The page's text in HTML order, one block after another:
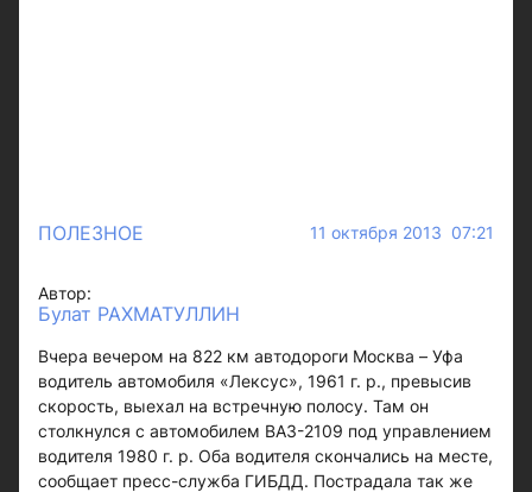
ПОЛЕЗНОЕ 11 октября 2013 07:21
Автор:
Булат РАХМАТУЛЛИН
Вчера вечером на 822 км автодороги Москва – Уфа
водитель автомобиля «Лексус», 1961 г. р., превысив
скорость, выехал на встречную полосу. Там он
столкнулся с автомобилем ВАЗ-2109 под управлением
водителя 1980 г. р. Оба водителя скончались на месте,
сообщает пресс-служба ГИБДД. Пострадала так же